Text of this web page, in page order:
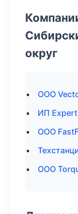
округ
ООО
ИП
ООО
ООО